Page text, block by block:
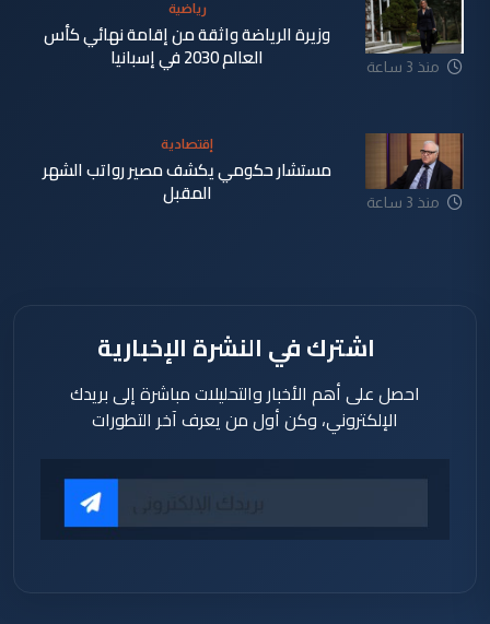
منذ 3 ساعة
رياضية
وزيرة الرياضة واثقة من إقامة نهائي كأس
العالم 2030 في إسبانيا
منذ 3 ساعة
إقتصادية
مستشار حكومي يكشف مصير رواتب الشهر
المقبل
اشترك في النشرة الإخبارية
احصل على أهم الأخبار والتحليلات مباشرة إلى بريدك
الإلكتروني، وكن أول من يعرف آخر التطورات